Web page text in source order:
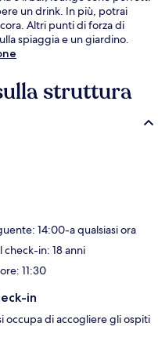
un drink. In più, potrai
Altri punti di forza di
spiaggia e un giardino.
struttura
14:00-a qualsiasi ora
in: 18 anni
11:30
in
occupa di accogliere gli ospiti